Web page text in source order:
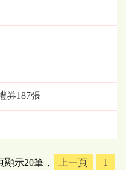
券187張
顯示20筆， 上一頁 1